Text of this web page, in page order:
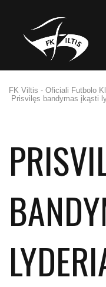
FK Viltis - Oficiali Futbolo
Prisvilęs bandymas įkąsti